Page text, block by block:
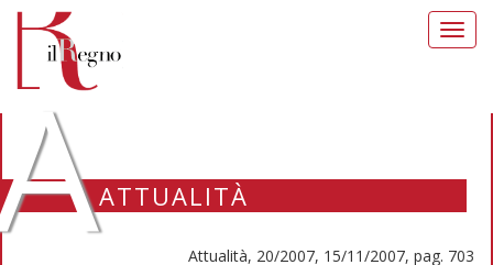
ATTUALITÀ
Attualità, 20/2007, 15/11/2007, pag. 703